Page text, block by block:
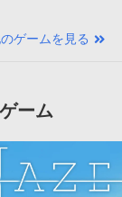
ゲームを見る
ーム